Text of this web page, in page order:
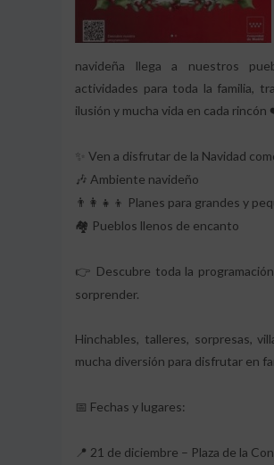
navideña llega a nuestros
actividades para toda la familia,
ilusión y mucha vida en cada rincón
✨ Ven a disfrutar de la Navidad
🎶 Ambiente navideño
👨‍👩‍👧‍👦 Planes para grandes y
🏘️ Pueblos llenos de encanto
👉 Descubre toda la
sorprender.
Hinchables, talleres, sorpresas,
mucha diversión para disfrutar en
📅 Fechas y lugares:
📍 21 de diciembre – Plaza de la